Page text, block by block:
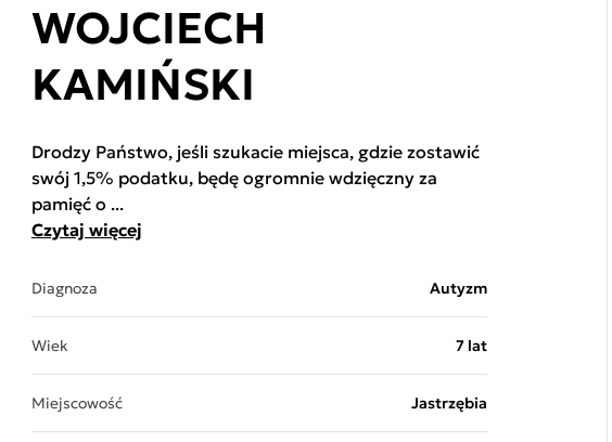
WOJCIECH
KAMIŃSKI
Drodzy Państwo, jeśli szukacie miejsca, gdzie zostawić
swój 1,5% podatku, będę ogromnie wdzięczny za
pamięć o ...
Czytaj więcej
Diagnoza Autyzm
Wiek 7 lat
Miejscowość Jastrzębia